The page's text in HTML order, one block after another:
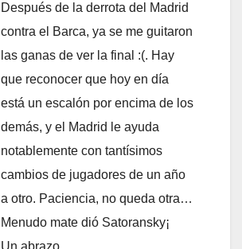
Después de la derrota del Madrid
contra el Barca, ya se me guitaron
las ganas de ver la final :(. Hay
que reconocer que hoy en día
está un escalón por encima de los
demás, y el Madrid le ayuda
notablemente con tantísimos
cambios de jugadores de un año
a otro. Paciencia, no queda otra…
Menudo mate dió Satoransky¡